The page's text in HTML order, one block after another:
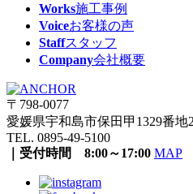
Works施工事例
Voiceお客様の声
Staffスタッフ
Company会社概要
〒798-0077
愛媛県宇和島市保田甲1329番地
TEL. 0895-49-5100
｜受付時間 8:00～17:00 MAP